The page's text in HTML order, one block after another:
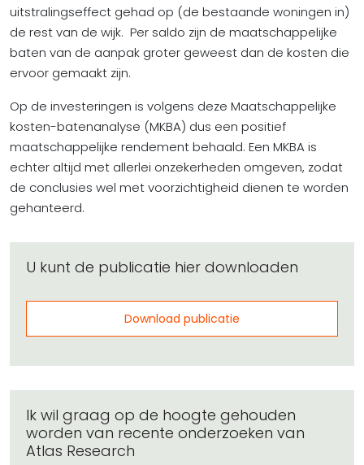
uitstralingseffect gehad op (de bestaande woningen in)
de rest van de wijk. Per saldo zijn de maatschappelijke
baten van de aanpak groter geweest dan de kosten die
ervoor gemaakt zijn.
Op de investeringen is volgens deze Maatschappelijke
kosten-batenanalyse (MKBA) dus een positief
maatschappelijke rendement behaald. Een MKBA is
echter altijd met allerlei onzekerheden omgeven, zodat
de conclusies wel met voorzichtigheid dienen te worden
gehanteerd.
U kunt de publicatie hier downloaden
Download publicatie
Ik wil graag op de hoogte gehouden
worden van recente onderzoeken van
Atlas Research